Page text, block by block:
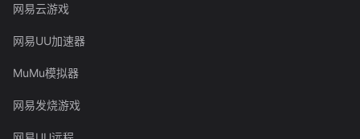
网易云游戏
网易UU加速器
MuMu模拟器
网易发烧游戏